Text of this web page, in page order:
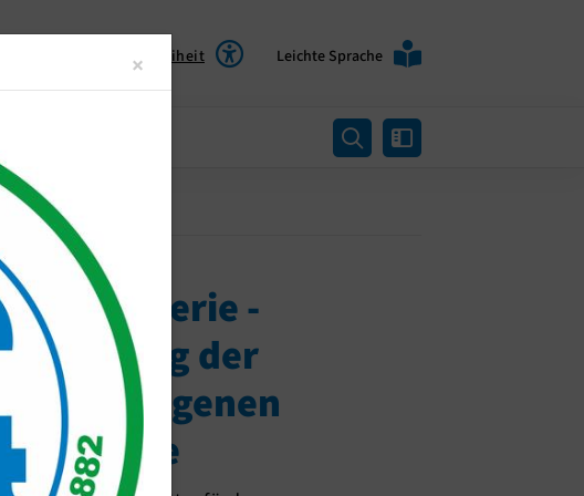
Barrierefreiheit Leichte Sprache
Bildergalerie -
Sanierung der
vereinseigenen
Turnhalle
× Close